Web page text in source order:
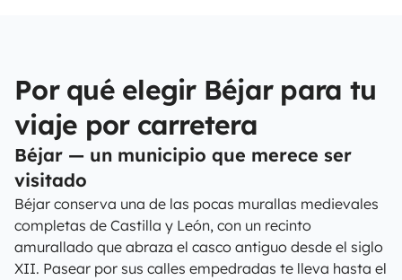
Por qué elegir Béjar para tu
viaje por carretera
Béjar — un municipio que merece ser
visitado
Béjar conserva una de las pocas murallas medievales
completas de Castilla y León, con un recinto
amurallado que abraza el casco antiguo desde el siglo
XII. Pasear por sus calles empedradas te lleva hasta el